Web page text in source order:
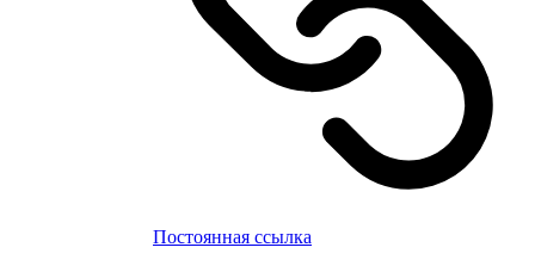
Постоянная ссылка